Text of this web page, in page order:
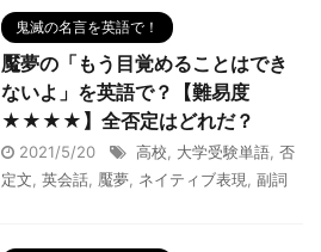
鬼滅の名言を英語で！
魘夢の「もう目覚めることはでき
ないよ」を英語で？【難易度
★★★★】全否定はどれだ？
2021/5/20 高校 大学受験単語 否
定文 英会話 魘夢 ネイティブ表現 副詞